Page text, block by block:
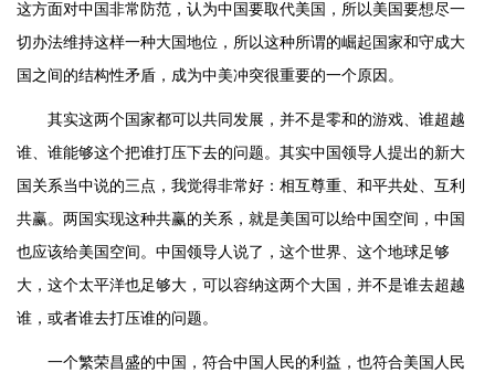
这方面对中国非常防范，认为中国要取代美国，所以美国要想尽一
切办法维持这样一种大国地位，所以这种所谓的崛起国家和守成大
国之间的结构性矛盾，成为中美冲突很重要的一个原因。
其实这两个国家都可以共同发展，并不是零和的游戏、谁超越
谁、谁能够这个把谁打压下去的问题。其实中国领导人提出的新大
国关系当中说的三点，我觉得非常好：相互尊重、和平共处、互利
共赢。两国实现这种共赢的关系，就是美国可以给中国空间，中国
也应该给美国空间。中国领导人说了，这个世界、这个地球足够
大，这个太平洋也足够大，可以容纳这两个大国，并不是谁去超越
谁，或者谁去打压谁的问题。
一个繁荣昌盛的中国，符合中国人民的利益，也符合美国人民